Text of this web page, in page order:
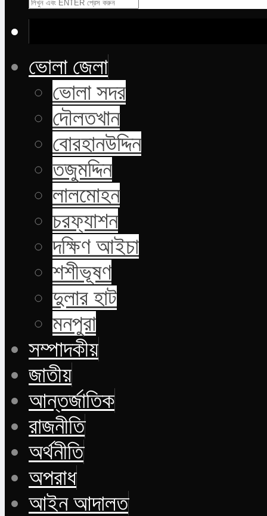
ভোলা জেলা
ভোলা সদর
দৌলতখান
বোরহানউদ্দিন
তজুমদ্দিন
লালমোহন
চরফ্যাশন
দক্ষিণ আইচা
শশীভূষণ
দুলার হাট
মনপুরা
সম্পাদকীয়
জাতীয়
আন্তর্জাতিক
রাজনীতি
অর্থনীতি
অপরাধ
আইন আদালত